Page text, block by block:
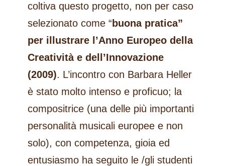
coltiva questo progetto, non per caso
selezionato come “ buona pratica”
per illustrare l’Anno Europeo della
Creatività e dell’Innovazione
(2009). L’incontro con Barbara Heller
è stato molto intenso e proficuo; la
compositrice (una delle più importanti
personalità musicali europee e non
solo), con competenza, gioia ed
entusiasmo ha seguito le /gli studenti